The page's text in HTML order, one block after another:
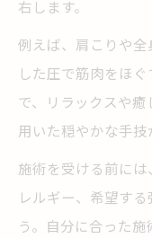
右します。
例えば、肩こりや
した圧で筋肉をほ
で、リラックスや
用いた穏やかな手技
施術を受ける前に
レルギー、希望す
う。自分に合った